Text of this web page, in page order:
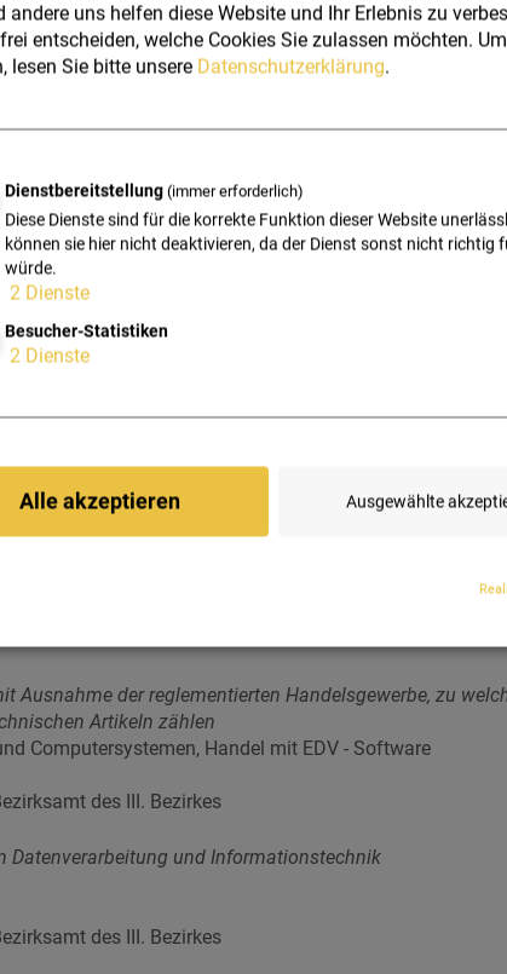
können, ist der jeweilige Betreff obligatorisch
Deutsch und optional in Englisch erfolgen.
entsprechende Email-Sicherheits-Mindeststandards
kann.
Rückantwort einlangen, so gilt die Übermittlung
ist Folge zu leisten; die automationsgestützte
Empfänger.
RTR
Bürosystemen,
Rundfunkunternehmungen
Ausnahme der reglementierten Handelsgewerbe, zu
Artikeln zählen
Computersystemen, Handel mit EDV - Software
des III. Bezirkes
Datenverarbeitung und Informationstechnik
des III. Bezirkes
andere uns helfen diese Website und Ihr Erlebnis zu
entscheiden, welche Cookies Sie zulassen möchten.
lesen Sie bitte unsere Datenschutzerklärung.
Dienstbereitstellung (immer erforderlich)
Diese Dienste sind für die korrekte Funktion dieser Website
können sie hier nicht deaktivieren, da der Dienst sonst nicht richtig
würde.
2 Dienste
Besucher-Statistiken
2 Dienste
Ausgewählte
Alle akzeptieren